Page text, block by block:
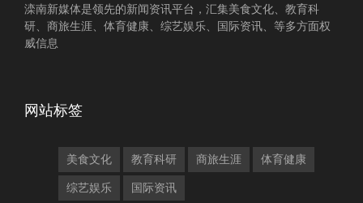
滦南新媒体是领先的新闻资讯平台，汇集美食文化、教育科
研、商旅生涯、体育健康、综艺娱乐、国际资讯、等多方面权
威信息
网站标签
美食文化 教育科研 商旅生涯 体育健康
综艺娱乐 国际资讯